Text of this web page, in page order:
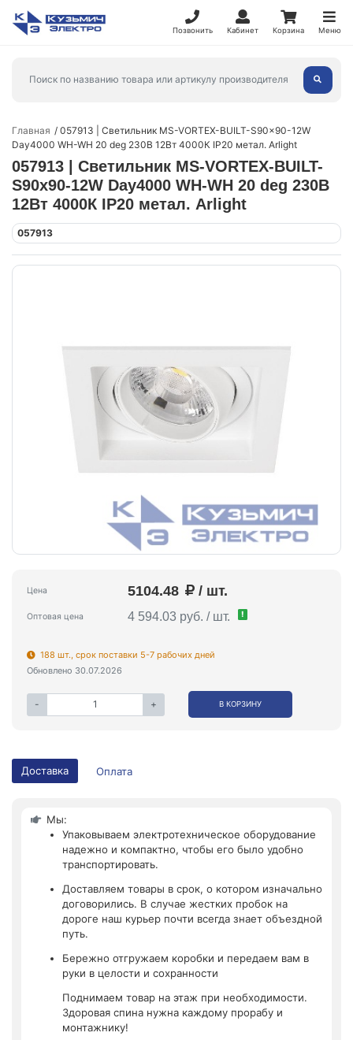
Позвонить Кабинет Корзина Меню
Главная
057913 | Светильник MS-VORTEX-BUILT-S90x90-12W
Day4000 WH-WH 20 deg 230В 12Вт 4000К IP20 метал. Arlight
057913 | Светильник MS-VORTEX-BUILT-
S90x90-12W Day4000 WH-WH 20 deg 230В
12Вт 4000К IP20 метал. Arlight
057913
Цена 5104.48 / шт.
Оптовая цена 4 594.03 руб. / шт. !
188 шт., срок поставки 5-7 рабочих дней
Обновлено 30.07.2026
- + В КОРЗИНУ
Доставка Оплата
Мы:
Упаковываем электротехническое оборудование
надежно и компактно, чтобы его было удобно
транспортировать.
Доставляем товары в срок, о котором изначально
договорились. В случае жестких пробок на
дороге наш курьер почти всегда знает объездной
путь.
Бережно отгружаем коробки и передаем вам в
руки в целости и сохранности
Поднимаем товар на этаж при необходимости.
Здоровая спина нужна каждому прорабу и
монтажнику!